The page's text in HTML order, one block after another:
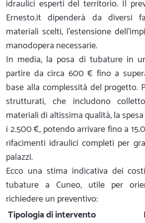
idraulici esperti del territorio. Il
Ernesto.it dipenderà da diversi
materiali scelti, l'estensione
manodopera necessarie.
In media, la posa di tubature in
partire da circa 600 € fino a
base alla complessità del progetto.
strutturati, che includono
materiali di altissima qualità, la
i 2.500 €, potendo arrivare fino a
rifacimenti idraulici completi per
palazzi.
Ecco una stima indicativa dei
tubature a Cuneo, utile per
richiedere un preventivo:
Tipologia di intervento